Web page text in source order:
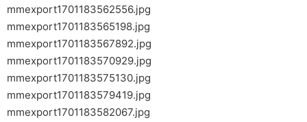
mmexport1701183562556.jpg
mmexport1701183565198.jpg
mmexport1701183567892.jpg
mmexport1701183570929.jpg
mmexport1701183575130.jpg
mmexport1701183579419.jpg
mmexport1701183582067.jpg